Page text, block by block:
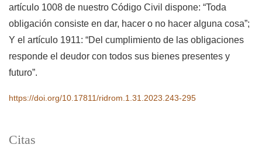
artículo 1008 de nuestro Código Civil dispone: “Toda
obligación consiste en dar, hacer o no hacer alguna cosa”;
Y el artículo 1911: “Del cumplimiento de las obligaciones
responde el deudor con todos sus bienes presentes y
futuro”.
https://doi.org/10.17811/ridrom.1.31.2023.243-295
Citas